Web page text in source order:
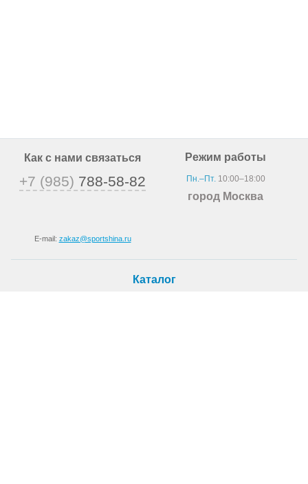
Как с нами связаться
+7 (985) 788-58-82
E-mail: zakaz@sportshina.ru
Режим работы
Пн.–Пт.10:00–18:00
город Москва
Каталог